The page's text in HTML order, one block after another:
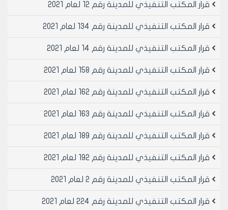
قرار المكتب التنفيذي للمدينة رقم 12 لعام 2021
قرار المكتب التنفيذي للمدينة رقم 134 لعام 2021
قرار المكتب التنفيذي للمدينة رقم 14 لعام 2021
قرار المكتب التنفيذي للمدينة رقم 158 لعام 2021
قرار المكتب التنفيذي للمدينة رقم 162 لعام 2021
قرار المكتب التنفيذي للمدينة رقم 163 لعام 2021
قرار المكتب التنفيذي للمدينة رقم 189 لعام 2021
قرار المكتب التنفيذي للمدينة رقم 192 لعام 2021
قرار المكتب التنفيذي للمدينة رقم 2 لعام 2021
قرار المكتب التنفيذي للمدينة رقم 224 لعام 2021